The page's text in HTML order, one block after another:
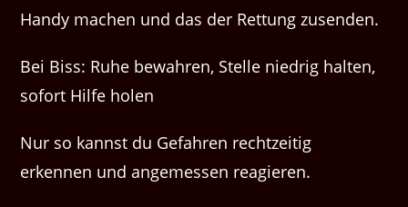
Handy machen und das der Rettung zusenden.
Bei Biss: Ruhe bewahren, Stelle niedrig halten,
sofort Hilfe holen
Nur so kannst du Gefahren rechtzeitig
erkennen und angemessen reagieren.